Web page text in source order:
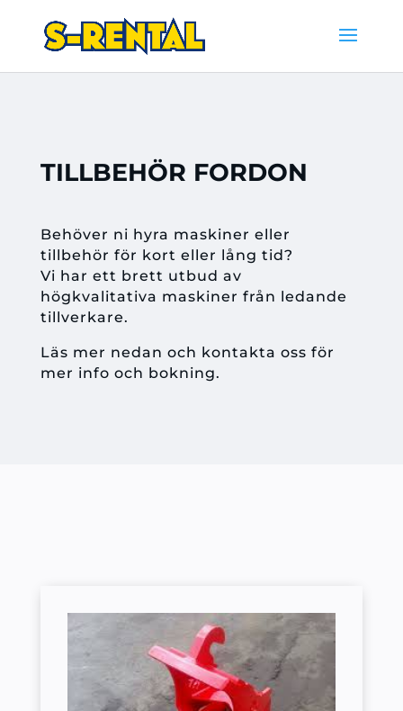
TILLBEHÖR FORDON
Behöver ni hyra maskiner eller
tillbehör för kort eller lång tid?
Vi har ett brett utbud av
högkvalitativa maskiner från ledande
tillverkare.
Läs mer nedan och kontakta oss för
mer info och bokning.